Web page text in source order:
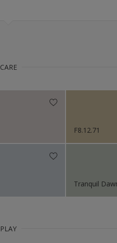
CARE
F8.12.71
Tranquil
PLAY